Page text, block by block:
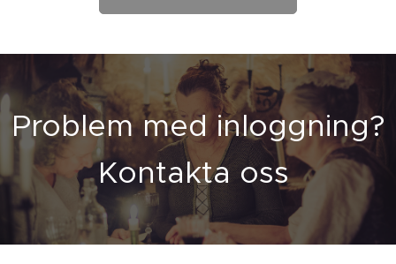
Problem med inloggning?
Kontakta oss